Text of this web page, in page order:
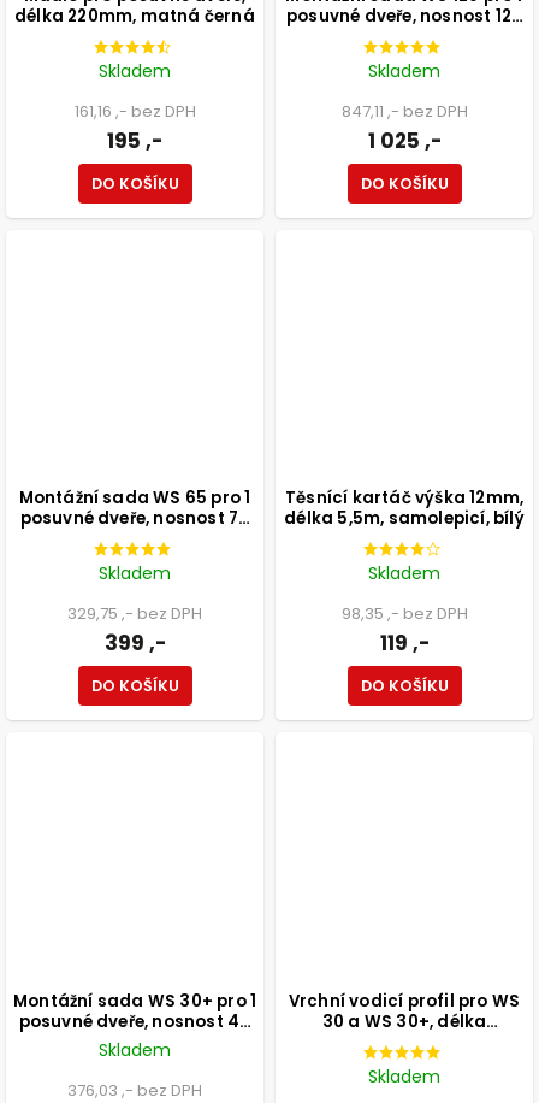
délka 220mm, matná černá
Skladem
161,16 ,- bez DPH
195 ,-
DO KOŠÍKU
posuvné dveře, nosnost 120
kg
Skladem
847,11 ,- bez DPH
1 025 ,-
DO KOŠÍKU
Montážní sada WS 65 pro 1
posuvné dveře, nosnost 70
kg
Skladem
329,75 ,- bez DPH
399 ,-
DO KOŠÍKU
Těsnící kartáč výška 12mm,
délka 5,5m, samolepicí, bílý
Skladem
98,35 ,- bez DPH
119 ,-
DO KOŠÍKU
Montážní sada WS 30+ pro 1
posuvné dveře, nosnost 45
kg
Skladem
376,03 ,- bez DPH
Vrchní vodicí profil pro WS
30 a WS 30+, délka
2000mm, Aluminium
Skladem